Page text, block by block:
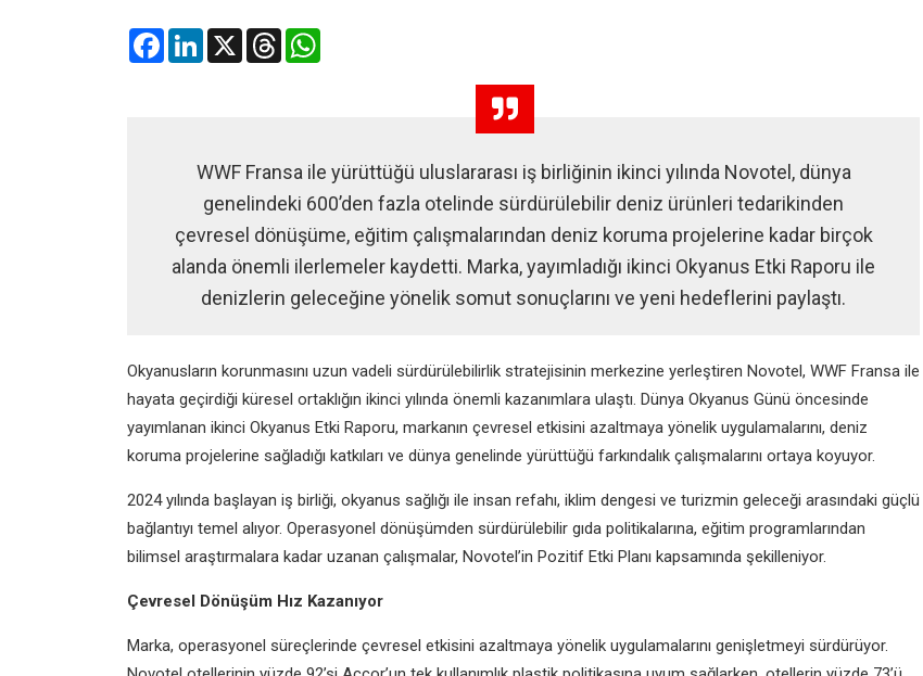
FacebookLinkedIn
X Threads
WWF Fransa ile yürüttüğü uluslararası iş birliğinin ikinci yılında Novotel, dünya
genelindeki 600’den fazla otelinde sürdürülebilir deniz ürünleri tedarikinden
çevresel dönüşüme, eğitim çalışmalarından deniz koruma projelerine kadar birçok
alanda önemli ilerlemeler kaydetti. Marka, yayımladığı ikinci Okyanus Etki Raporu ile
denizlerin geleceğine yönelik somut sonuçlarını ve yeni hedeflerini paylaştı.
Okyanusların korunmasını uzun vadeli sürdürülebilirlik stratejisinin merkezine yerleştiren Novotel, WWF Fransa ile
hayata geçirdiği küresel ortaklığın ikinci yılında önemli kazanımlara ulaştı. Dünya Okyanus Günü öncesinde
yayımlanan ikinci Okyanus Etki Raporu, markanın çevresel etkisini azaltmaya yönelik uygulamalarını, deniz
koruma projelerine sağladığı katkıları ve dünya genelinde yürüttüğü farkındalık çalışmalarını ortaya koyuyor.
2024 yılında başlayan iş birliği, okyanus sağlığı ile insan refahı, iklim dengesi ve turizmin geleceği arasındaki güçlü
bağlantıyı temel alıyor. Operasyonel dönüşümden sürdürülebilir gıda politikalarına, eğitim programlarından
bilimsel araştırmalara kadar uzanan çalışmalar, Novotel’in Pozitif Etki Planı kapsamında şekilleniyor.
Çevresel Dönüşüm Hız Kazanıyor
Marka, operasyonel süreçlerinde çevresel etkisini azaltmaya yönelik uygulamalarını genişletmeyi sürdürüyor.